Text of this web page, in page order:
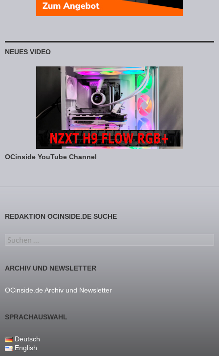
NEUES VIDEO
OCinside YouTube Channel
REDAKTION OCINSIDE.DE SUCHE
Suchen nach:
ARCHIV UND NEWSLETTER
OCinside.de Archiv und Newsletter
SPRACHAUSWAHL
Deutsch
English